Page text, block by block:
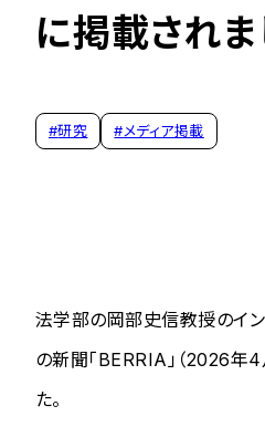
に掲載されま
#研究 #メディア掲載
法学部の岡部史信教授のイ
の新聞「BERRIA」（2026年
た。